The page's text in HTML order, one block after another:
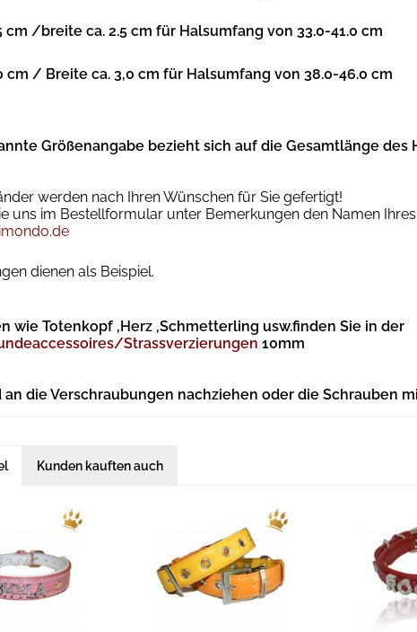
cm /breite ca. 2.5 cm für Halsumfang von 33.0-41.0 cm
cm / Breite ca. 3,0 cm für Halsumfang von 38.0-46.0 cm
Größenangabe bezieht sich auf die Gesamtlänge des
werden nach Ihren Wünschen für Sie gefertigt!
uns im Bestellformular unter Bemerkungen den Namen
dienen als Beispiel.
wie Totenkopf ,Herz ,Schmetterling usw.finden Sie in der
Strassverzierungen 10mm
an die Verschraubungen nachziehen oder die Schrauben
Kunden kauften auch